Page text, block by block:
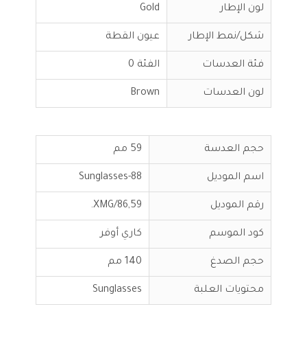
لون الإطار Gold
شكل/نمط الإطار عيون القطة
فئة العدسات الفئة 0
لون العدسات Brown
حجم العدسة 59 مم
اسم الموديل Sunglasses-88
رقم الموديل XMG/86,59.
كود الموسم كاري أوفر
حجم الصدغ 140 مم
محتويات العلبة Sunglasses